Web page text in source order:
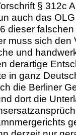
§ 312c
auch das
dieser
muss sich den
und
derartige
in ganz
die Berliner
dort die